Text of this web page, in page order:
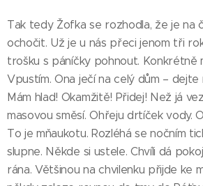
Tak tedy Žofka se rozhodla, že je na
ochočit. Už je u nás přeci jenom tři
trošku s páníčky pohnout. Konkrétně
Vpustím. Ona ječí na celý dům – dejte
Mám hlad! Okamžitě! Přidej! Než já
masovou směsí. Ohřeju drtíček vody.
To je mňaukotu. Rozléhá se nočním
slupne. Někde si ustele. Chvíli dá
rána. Většinou na chvilenku přijde ke